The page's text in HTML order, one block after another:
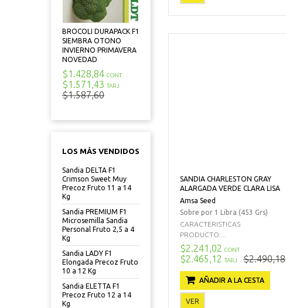
BROCOLI DURAPACK F1
SIEMBRA OTONO
INVIERNO PRIMAVERA
NOVEDAD
$1.428,84 CONT
$1.571,43 TARJ
$1.587,60
LOS MÁS VENDIDOS
Sandia DELTA F1
Crimson Sweet Muy
Precoz Fruto 11 a 14
Kg
Sandia PREMIUM F1
Microsemilla Sandia
Personal Fruto 2,5 a 4
Kg
Sandia LADY F1
Elongada Precoz Fruto
10 a 12 Kg
Sandia ELETTA F1
Precoz Fruto 12 a 14
Kg
SANDIA CHARLESTON GRAY
ALARGADA VERDE CLARA LISA
Amsa Seed
Sobre por 1 Libra (453 Grs)
CARACTERISTICAS
PRODUCTO:...
$2.241,02 CONT
$2.465,12 TARJ $2.490,18
AÑADIR A LA CESTA
VER